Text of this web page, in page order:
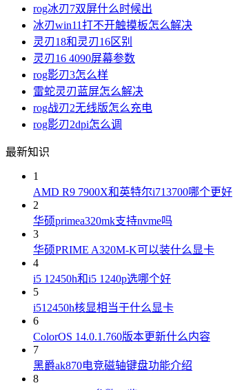
rog冰刃7双屏什么时候出
冰刃win11打不开触摸板怎么解决
灵刃18和灵刃16区别
灵刃16 4090屏幕参数
rog影刃3怎么样
雷蛇灵刃蓝屏怎么解决
rog战刃2无线版怎么充电
rog影刃2dpi怎么调
最新知识
1
AMD R9 7900X和英特尔i713700哪个更好
2
华硕primea320mk支持nvme吗
3
华硕PRIME A320M-K可以装什么显卡
4
i5 12450h和i5 1240p选哪个好
5
i512450h核显相当于什么显卡
6
ColorOS 14.0.1.760版本更新什么内容
7
黑爵ak870电竞磁轴键盘功能介绍
8